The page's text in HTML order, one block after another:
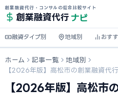
創業融資代行・コンサルの総合比較サイト
創業融資代行 ナビ
融資タイプ別 地域別 おす
ホーム 記事一覧
地域別
【2026年版】高松市の創業融資代
【2026年版】高松市